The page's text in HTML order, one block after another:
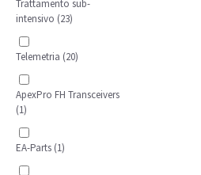
Trattamento sub-
intensivo (23)
Telemetria (20)
ApexPro FH Transceivers
(1)
EA-Parts (1)